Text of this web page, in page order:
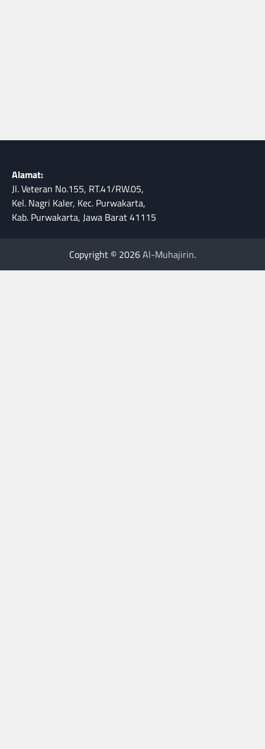
Alamat:
Jl. Veteran No.155, RT.41/RW.05,
Kel. Nagri Kaler, Kec. Purwakarta,
Kab. Purwakarta, Jawa Barat 41115
Copyright © 2026Al-Muhajirin.